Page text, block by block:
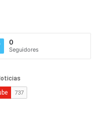
0
Seguidores